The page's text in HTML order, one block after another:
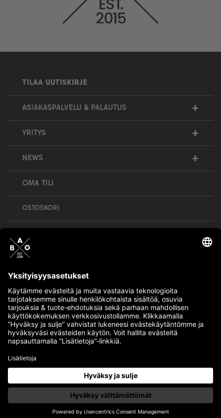
TILAA UUTISKIRJE
ASIAKASPALVELU & PALAUTUS +
YRITYS +
NEWS +
OMA TILI
OSTOSKORI
Bull’s All Out is social – follow us and show
your passion!
BULLMENTULA.FI